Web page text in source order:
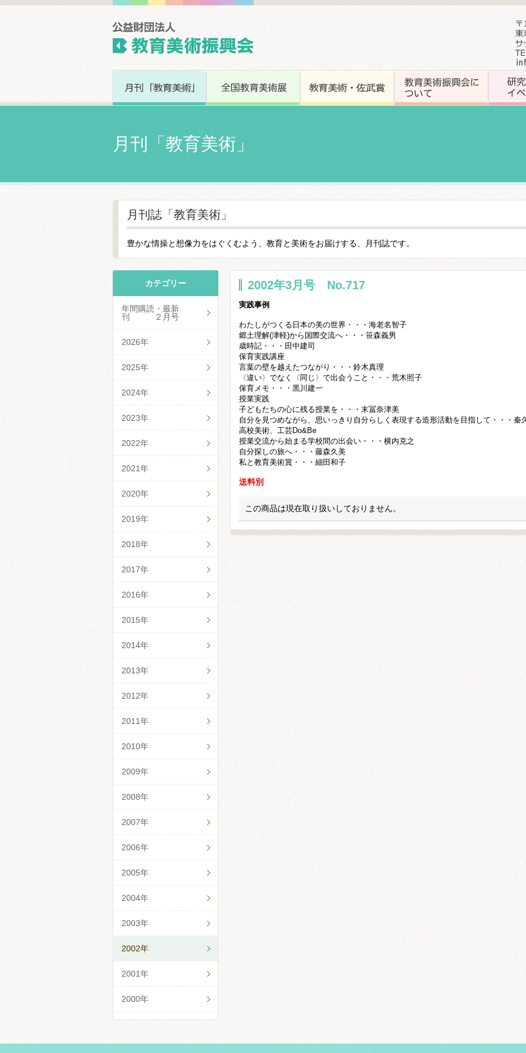
月刊「教育美術」
月刊誌「教育美術」
豊かな情操と想像力をはぐくむよう、教育と美術をお届けする、月刊誌です。
2002年3月号 No.717
実践事例
わたしがつくる日本の美の世界・・・海老名智子
郷土理解(津軽)から国際交流へ・・・笹森義男
歳時記・・・田中建司
保育実践講座
言葉の壁を越えたつながり・・・鈴木真理
〈違い〉でなく〈同じ〉で出会うこと・・・荒木照子
保育メモ・・・黒川建一
授業実践
子どもたちの心に残る授業を・・・末冨奈津美
自分を見つめながら、思いっきり自分らしく表現する造形活動を目指して・・・秦
高校美術、工芸Do&Be
授業交流から始まる学校間の出会い・・・横内克之
自分探しの旅へ・・・藤森久美
私と教育美術賞・・・細田和子
送料別
この商品は現在取り扱いしておりません。
カテゴリー
年間購読・最新
刊 ２月号
2026年
2025年
2024年
2023年
2022年
2021年
2020年
2019年
2018年
2017年
2016年
2015年
2014年
2013年
2012年
2011年
2010年
2009年
2008年
2007年
2006年
2005年
2004年
2003年
2002年
2001年
2000年